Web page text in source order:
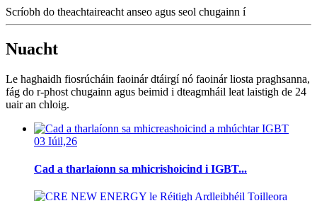
Scríobh do theachtaireacht anseo agus seol chugainn í
Nuacht
Le haghaidh fiosrúcháin faoinár dtáirgí nó faoinár liosta praghsanna,
fág do r-phost chugainn agus beimid i dteagmháil leat laistigh de 24
uair an chloig.
03 Iúil,26
Cad a tharlaíonn sa mhicrishoicind i IGBT...